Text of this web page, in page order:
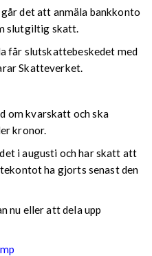
det att anmäla bankkonto
slutgiltig skatt.
får slutskattebeskedet med
Skatteverket.
om kvarskatt och ska
kronor.
i augusti och har skatt att
ha gjorts senast den
nu eller att dela upp